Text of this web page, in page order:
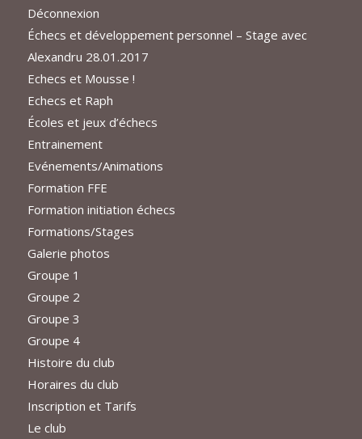
Déconnexion
Échecs et développement personnel – Stage avec
Alexandru 28.01.2017
Echecs et Mousse !
Echecs et Raph
Écoles et jeux d’échecs
Entrainement
Evénements/Animations
Formation FFE
Formation initiation échecs
Formations/Stages
Galerie photos
Groupe 1
Groupe 2
Groupe 3
Groupe 4
Histoire du club
Horaires du club
Inscription et Tarifs
Le club